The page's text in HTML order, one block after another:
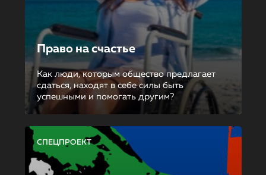
Право на счастье
Как люди, которым общество предлагает
сдаться, находят в себе силы быть
успешными и помогать другим?
СПЕЦПРОЕКТ